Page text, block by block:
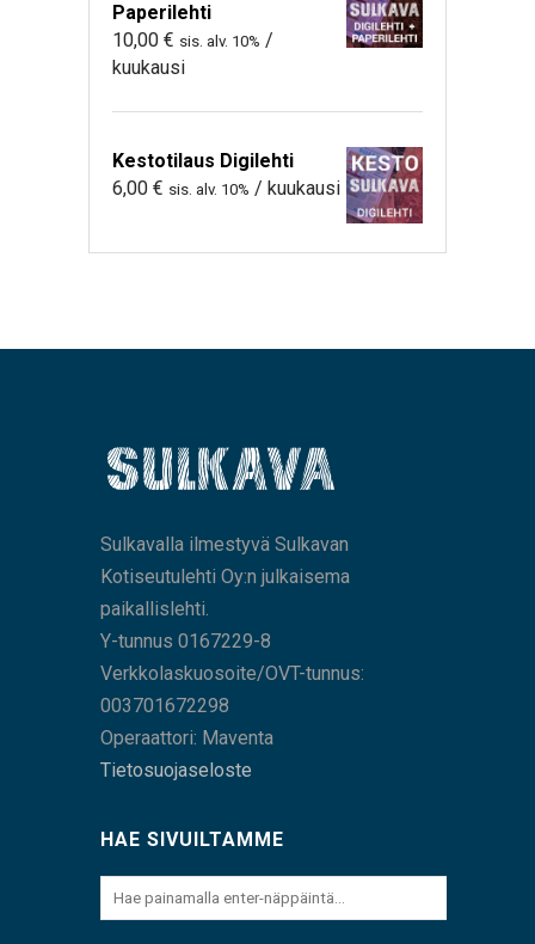
Paperilehti
10,00 € sis. alv. 10% /
kuukausi
Kestotilaus Digilehti
6,00 € sis. alv. 10% / kuukausi
Sulkavalla ilmestyvä Sulkavan
Kotiseutulehti Oy:n julkaisema
paikallislehti.
Y-tunnus 0167229-8
Verkkolaskuosoite/OVT-tunnus:
003701672298
Operaattori: Maventa
Tietosuojaseloste
HAE SIVUILTAMME